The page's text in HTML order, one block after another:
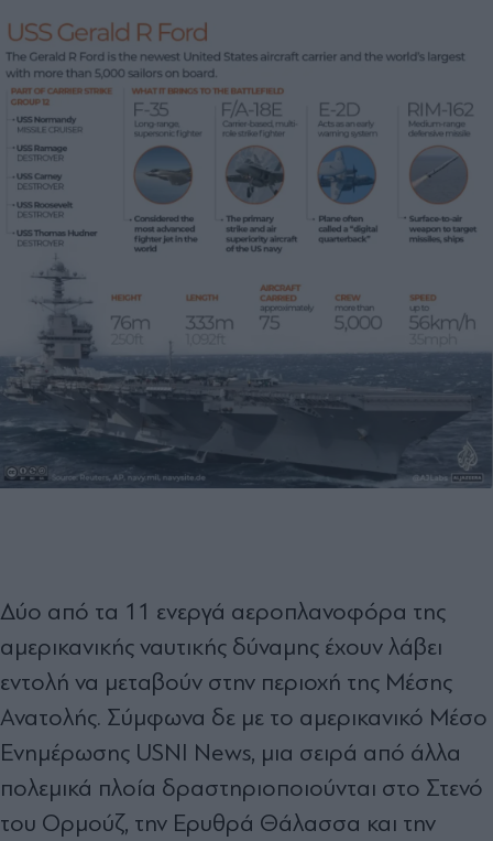
Δύο από τα 11 ενεργά αεροπλανοφόρα της
αμερικανικής ναυτικής δύναμης έχουν λάβει
εντολή να μεταβούν στην περιοχή της Μέσης
Ανατολής. Σύμφωνα δε με το αμερικανικό Μέσο
Ενημέρωσης USNI News, μια σειρά από άλλα
πολεμικά πλοία δραστηριοποιούνται στο Στενό
του Ορμούζ, την Ερυθρά Θάλασσα και την